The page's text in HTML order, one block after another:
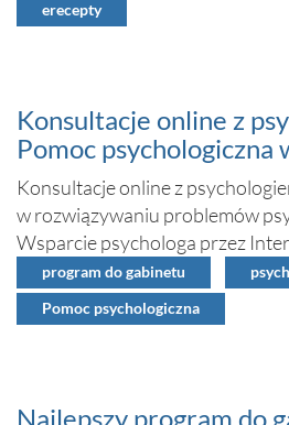
erecepty
Konsultacje online z
Pomoc psychologiczna
Konsultacje online z
w rozwiązywaniu problemów
Wsparcie psychologa przez
program do gabinetu
Pomoc psychologiczna
Najlepszy program do